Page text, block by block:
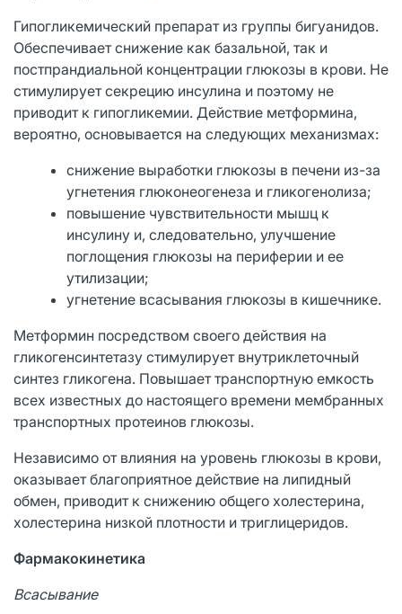
Гипогликемический препарат из группы бигуанидов.
Обеспечивает снижение как базальной, так и
постпрандиальной концентрации глюкозы в крови. Не
стимулирует секрецию инсулина и поэтому не
приводит к гипогликемии. Действие метформина,
вероятно, основывается на следующих механизмах:
снижение выработки глюкозы в печени из-за
угнетения глюконеогенеза и гликогенолиза;
повышение чувствительности мышц к
инсулину и, следовательно, улучшение
поглощения глюкозы на периферии и ее
утилизации;
угнетение всасывания глюкозы в кишечнике.
Метформин посредством своего действия на
гликогенсинтетазу стимулирует внутриклеточный
синтез гликогена. Повышает транспортную емкость
всех известных до настоящего времени мембранных
транспортных протеинов глюкозы.
Независимо от влияния на уровень глюкозы в крови,
оказывает благоприятное действие на липидный
обмен, приводит к снижению общего холестерина,
холестерина низкой плотности и триглицеридов.
Фармакокинетика
Всасывание